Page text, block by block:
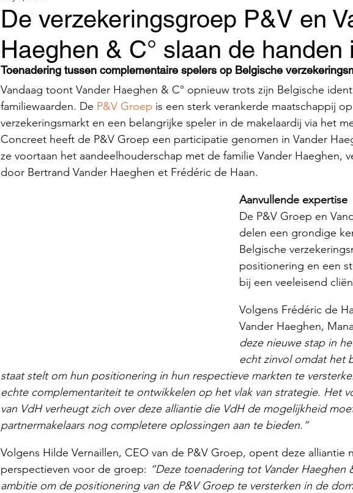
De verzekeringsgroep P&V en
Haeghen & C° slaan de handen
Toenadering tussen complementaire spelers op Belgische
Vandaag toont Vander Haeghen & C° opnieuw trots zijn Belgische
familiewaarden. De P&V Groep is een sterk verankerde maatschappij
verzekeringsmarkt en een belangrijke speler in de makelaardij via het
Concreet heeft de P&V Groep een participatie genomen in Vander
ze voortaan het aandeelhouderschap met de familie Vander Haeghen,
door Bertrand Vander Haeghen et Frédéric de Haan.
Aanvullende expertise
De P&V Groep en
delen een grondige
Belgische
positionering en een
bij een veeleisend
Volgens Frédéric de
Vander Haeghen,
deze nieuwe stap in
echt zinvol omdat het
staat stelt om hun positionering in hun respectieve markten te
echte complementariteit te ontwikkelen op het vlak van strategie. Het
van VdH verheugt zich over deze alliantie die VdH de mogelijkheid
partnermakelaars nog completere oplossingen aan te bieden.”
Volgens Hilde Vernaillen, CEO van de P&V Groep, opent deze alliantie
perspectieven voor de groep: “Deze toenadering tot Vander Haeghen
ambitie om de positionering van de P&V Groep te versterken in de